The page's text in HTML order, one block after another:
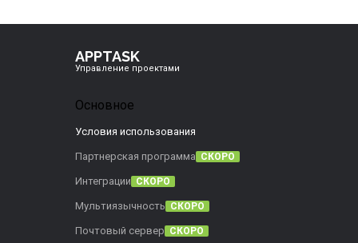
APPTASK
Управление проектами
Основное
Условия использования
Партнерская программа СКОРО
Интеграции СКОРО
Мультиязычность СКОРО
Почтовый сервер СКОРО